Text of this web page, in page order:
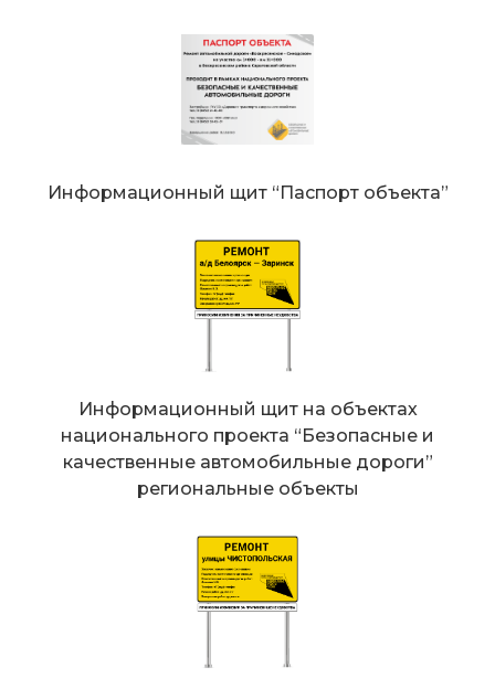
Информационный щит “Паспорт объекта”
Информационный щит на объектах
национального проекта “Безопасные и
качественные автомобильные дороги”
региональные объекты